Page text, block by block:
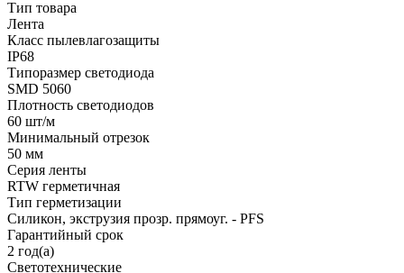
Тип товара
Лента
Класс пылевлагозащиты
IP68
Типоразмер светодиода
SMD 5060
Плотность светодиодов
60 шт/м
Минимальный отрезок
50 мм
Серия ленты
RTW герметичная
Тип герметизации
Силикон, экструзия прозр. прямоуг. - PFS
Гарантийный срок
2 год(а)
Светотехнические